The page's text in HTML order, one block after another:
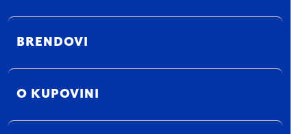
BRENDOVI
O KUPOVINI